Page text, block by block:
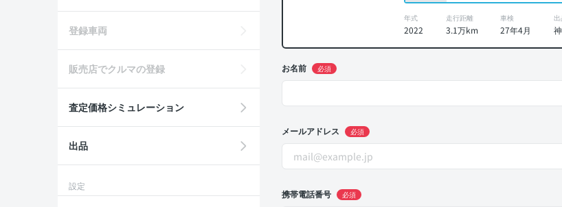
年式
2022
走行距離
3.1万km
車検
27年4月
お名前 必須
メールアドレス 必須
携帯電話番号 必須
登録車両
販売店でクルマの登録
査定価格シミュレーション
出品
設定